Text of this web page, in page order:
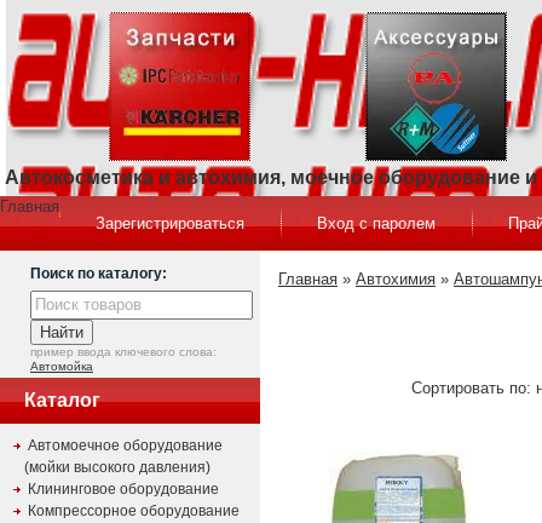
Автокосметика и автохимия, моечное оборудование
Главная
Зарегистрироваться
Вход с паролем
Поиск по каталогу:
пример ввода ключевого слова:
Автомойка
Каталог
Автомоечное оборудование
(мойки высокого давления)
Клининговое оборудование
Компрессорное оборудование
Главная » Автохимия »
Сортировать по: